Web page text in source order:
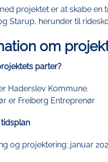
projektet er at skabe
Starup, herunder til
om
parter?
Haderslev Kommune.
er Freiberg Entreprenør
og projektering: januar